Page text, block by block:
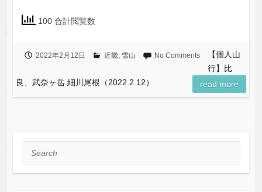
100 合計閲覧数
2022年2月12日 近畿, 雪山 No Comments
【個人山
行】比
良、武奈ヶ岳.細川尾根（2022.2.12）
read more
Search